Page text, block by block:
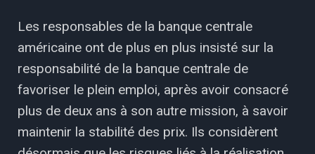
Les responsables de la banque centrale
américaine ont de plus en plus insisté sur la
responsabilité de la banque centrale de
favoriser le plein emploi, après avoir consacré
plus de deux ans à son autre mission, à savoir
maintenir la stabilité des prix. Ils considèrent